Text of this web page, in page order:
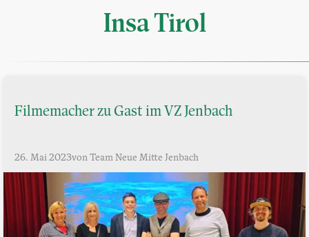
Insa Tirol
Filmemacher zu Gast im VZ Jenbach
26. Mai 2023von Team Neue Mitte Jenbach